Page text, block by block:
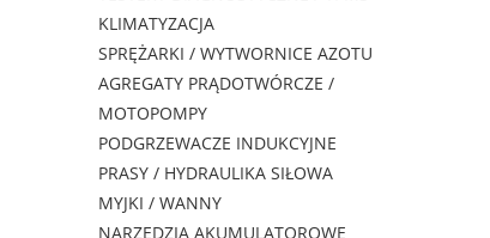
KLIMATYZACJA
SPRĘŻARKI / WYTWORNICE AZOTU
AGREGATY PRĄDOTWÓRCZE /
MOTOPOMPY
PODGRZEWACZE INDUKCYJNE
PRASY / HYDRAULIKA SIŁOWA
MYJKI / WANNY
NARZĘDZIA AKUMULATOROWE